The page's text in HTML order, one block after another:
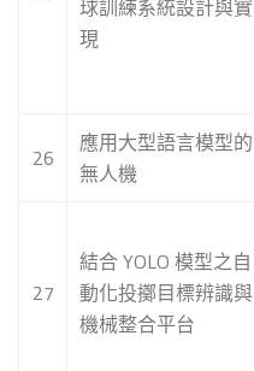
球訓練系統設計與實
現
26
應用大型語言模型的
無人機
27
結合 YOLO 模型之自
動化投擲目標辨識與
機械整合平台